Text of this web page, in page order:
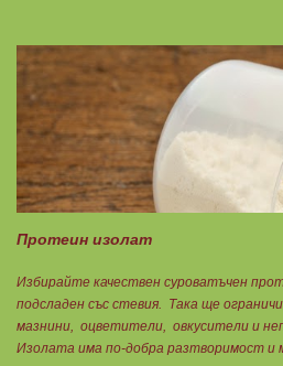
Протеин изолат
Избирайте качествен суроватъчен
подсладен със стевия. Така ще
мазнини, оцветители, овкусители и
Изолата има по-добра разтворимост и